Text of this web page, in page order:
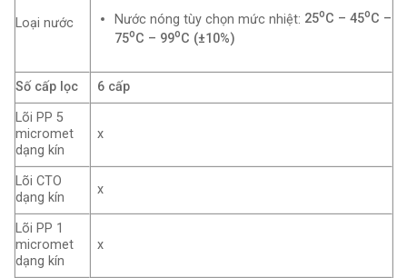
Loại nước
Nước nóng tùy chọn mức nhiệt: 25oC – 45oC –
75oC – 99oC (±10%)
Số cấp lọc
6 cấp
Lõi PP 5
micromet
dạng kín
x
Lõi CTO
dạng kín
x
Lõi PP 1
micromet
dạng kín
x